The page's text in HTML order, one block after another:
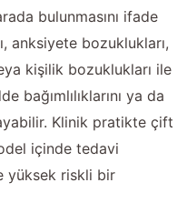
bulunmasını ifade
anksiyete bozuklukları,
kişilik bozuklukları ile
bağımlılıklarını ya da
Klinik pratikte çift
içinde tedavi
yüksek riskli bir